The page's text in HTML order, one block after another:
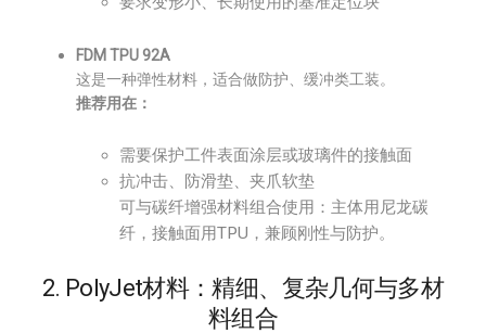
FDM TPU 92A
这是一种弹性材料，适合做防护、缓冲类工装。
推荐用在：
需要保护工件表面涂层或玻璃件的接触面
抗冲击、防滑垫、夹爪软垫
可与碳纤增强材料组合使用：主体用尼龙碳
纤，接触面用TPU，兼顾刚性与防护。
2. PolyJet材料：精细、复杂几何与多材
料组合